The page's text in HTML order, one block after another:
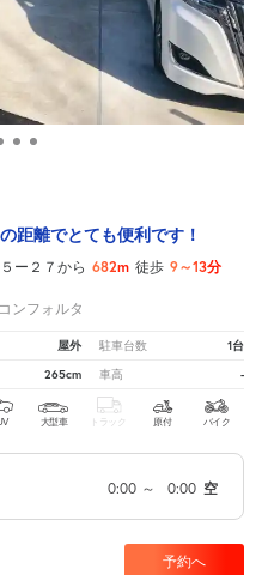
距離でとても便利です！
ー２７から 682m 徒歩 9～13分
ンフォルタ
屋外 駐車台数 1台
265cm 車高 -
大型車 トラック 原付 バイク
0:00 ～ 0:00 空
予約へ